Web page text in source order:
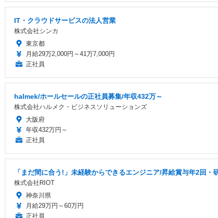
IT・クラウドサービスの法人営業
株式会社シンカ
東京都
月給29万2,000円～41万7,000円
正社員
halmek/ホールセールの正社員募集/年収432万～
株式会社ハルメク・ビジネスソリューションズ
大阪府
年収432万円～
正社員
「まだ間に合う!」未経験からできるエンジニア/昇給賞与年2回・
株式会社RIOT
神奈川県
月給29万円～60万円
正社員